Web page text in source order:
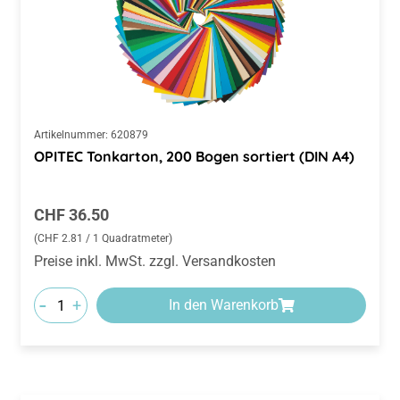
Artikelnummer: 620879
OPITEC Tonkarton, 200 Bogen sortiert (DIN A4)
Regulärer Preis:
CHF 36.50
(CHF 2.81 / 1 Quadratmeter)
Preise inkl. MwSt. zzgl. Versandkosten
- + In den Warenkorb